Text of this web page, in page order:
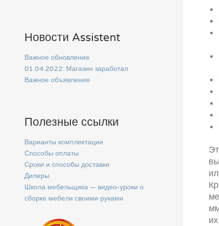
Новости Assistent
Важное обновление
01.04.2022: Магазин заработал
Важное объявление
Полезные ссылки
Варианты комплектации
Способы оплаты
Сроки и способы доставки
Дилеры
Школа мебельщика — видео-уроки о
сборке мебели своими руками